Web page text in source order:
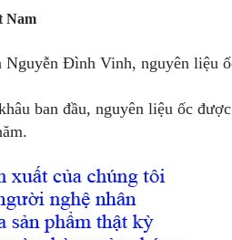
Nam
Đình Vinh, nguyên liệu
ban đầu, nguyên liệu ốc